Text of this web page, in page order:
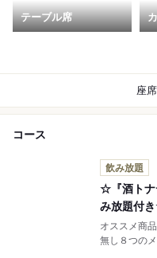
テーブル席
座
コース
飲み放題
☆『酒トナ
み放題付
オススメ商
無し８つの